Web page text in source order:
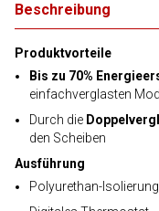
Beschreibung
Produktvorteile
Bis zu 70%
einfachverglasten
Durch die
den Scheiben
Ausführung
Polyurethan-Isolierung